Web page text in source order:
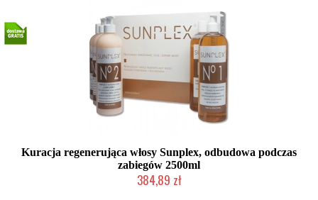
Kuracja regenerująca włosy Sunplex, odbudowa podczas
zabiegów 2500ml
384,89 zł